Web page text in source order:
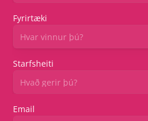
Fyrirtæki
Starfsheiti
Email